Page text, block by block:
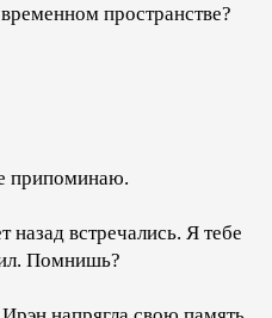
пространстве?
припоминаю.
встречались. Я тебе
Помнишь?